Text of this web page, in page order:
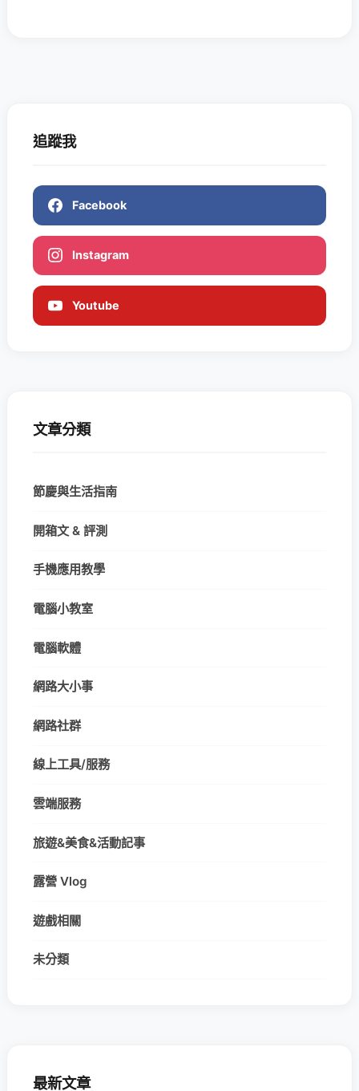
追蹤我
Facebook
Instagram
Youtube
文章分類
節慶與生活指南
開箱文 & 評測
手機應用教學
電腦小教室
電腦軟體
網路大小事
網路社群
線上工具/服務
雲端服務
旅遊&美食&活動記事
露營 Vlog
遊戲相關
未分類
最新文章